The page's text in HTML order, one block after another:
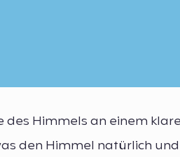
des Himmels an einem
den Himmel natürlich